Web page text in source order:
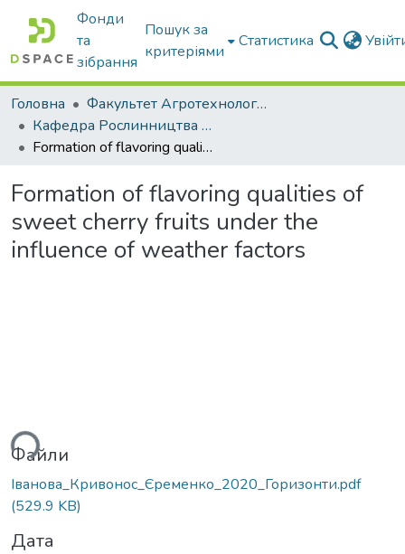
Фонди
та
зібрання
Пошук за
критеріями
Статистика
Головна
Факультет Агротехнологій та екології
Кафедра Рослинництва та садівництва ім. професора В.В. Калитки
Formation of flavoring qualities of sweet cherry fruits under the influence of weather factors
Formation of flavoring qualities of
sweet cherry fruits under the
influence of weather factors
Файли
Іванова_Кривонос_Єременко_2020_Горизонти.pdf
(529.9 KB)
Дата